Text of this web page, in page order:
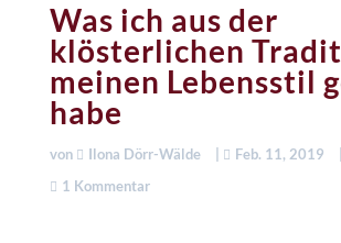
Was ich aus der
klösterlichen
meinen Lebensstil
habe
von Ilona Dörr-Wälde Feb. 11, 2019
1 Kommentar